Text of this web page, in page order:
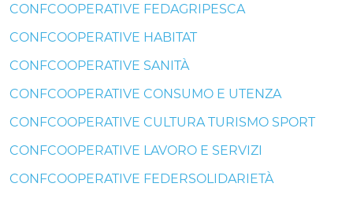
CONFCOOPERATIVE FEDAGRIPESCA
CONFCOOPERATIVE HABITAT
CONFCOOPERATIVE SANITÀ
CONFCOOPERATIVE CONSUMO E UTENZA
CONFCOOPERATIVE CULTURA TURISMO SPORT
CONFCOOPERATIVE LAVORO E SERVIZI
CONFCOOPERATIVE FEDERSOLIDARIETÀ